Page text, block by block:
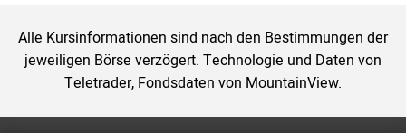
Alle Kursinformationen sind nach den Bestimmungen der
jeweiligen Börse verzögert. Technologie und Daten von
Teletrader, Fondsdaten von MountainView.